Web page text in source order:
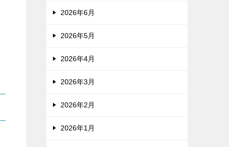
2026年6月
2026年5月
2026年4月
2026年3月
2026年2月
2026年1月